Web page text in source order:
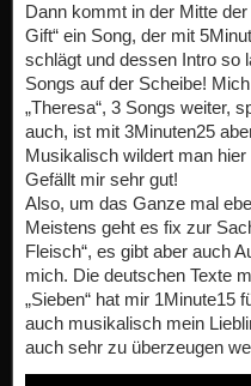
Dann kommt in der Mitte
Gift“ ein Song, der mit
schlägt und dessen Intro so
Songs auf der Scheibe!
„Theresa“, 3 Songs weiter,
auch, ist mit 3Minuten25
Musikalisch wildert man
Gefällt mir sehr gut!
Also, um das Ganze mal
Meistens geht es fix zur
Fleisch“, es gibt aber auch
mich. Die deutschen Texte
„Sieben“ hat mir 1Minute15
auch musikalisch mein
auch sehr zu überzeugen